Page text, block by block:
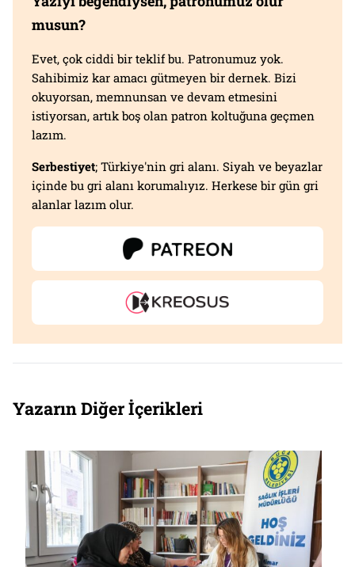
musun?
Evet, çok ciddi bir teklif bu. Patronumuz yok.
Sahibimiz kar amacı gütmeyen bir dernek. Bizi
okuyorsan, memnunsan ve devam etmesini
istiyorsan, artık boş olan patron koltuğuna geçmen
lazım.
Serbestiyet; Türkiye'nin gri alanı. Siyah ve beyazlar
içinde bu gri alanı korumalıyız. Herkese bir gün gri
alanlar lazım olur.
Yazarın Diğer İçerikleri